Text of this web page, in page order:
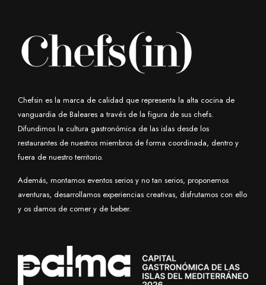
Chefsin es la marca de calidad que representa la alta cocina de
vanguardia de Baleares a través de la figura de sus chefs.
Difundimos la cultura gastronómica de las islas desde los
restaurantes de nuestros miembros de forma coordinada, dentro y
fuera de nuestro territorio.
Además, montamos eventos serios y no tan serios, proponemos
aventuras, desarrollamos experiencias creativas, disfrutamos con ello
y os damos de comer y de beber.